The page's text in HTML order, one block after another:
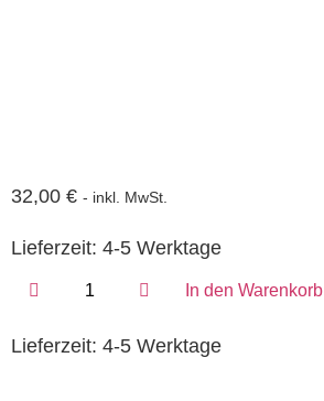
32,00 € - inkl. MwSt.
Lieferzeit: 4-5 Werktage
In den Warenkorb
Lieferzeit: 4-5 Werktage